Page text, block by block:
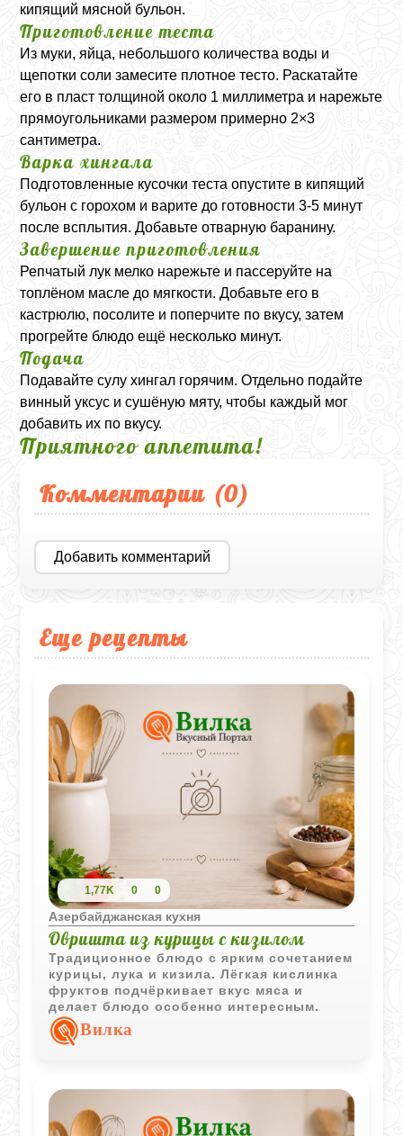
кипящий мясной бульон.
Приготовление теста
Из муки, яйца, небольшого количества воды и
щепотки соли замесите плотное тесто. Раскатайте
его в пласт толщиной около 1 миллиметра и нарежьте
прямоугольниками размером примерно 2×3
сантиметра.
Варка хингала
Подготовленные кусочки теста опустите в кипящий
бульон с горохом и варите до готовности 3-5 минут
после всплытия. Добавьте отварную баранину.
Завершение приготовления
Репчатый лук мелко нарежьте и пассеруйте на
топлёном масле до мягкости. Добавьте его в
кастрюлю, посолите и поперчите по вкусу, затем
прогрейте блюдо ещё несколько минут.
Подача
Подавайте сулу хингал горячим. Отдельно подайте
винный уксус и сушёную мяту, чтобы каждый мог
добавить их по вкусу.
Приятного аппетита!
Комментарии (0)
Добавить комментарий
Еще рецепты
1,77K 0 0
Азербайджанская кухня
Овришта из курицы с кизилом
Традиционное блюдо с ярким сочетанием
курицы, лука и кизила. Лёгкая кислинка
фруктов подчёркивает вкус мяса и
делает блюдо особенно интересным.
Вилка